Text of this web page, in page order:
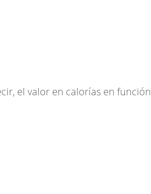
el valor en calorías en función